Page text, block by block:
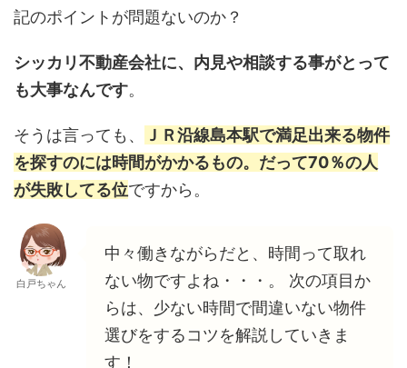
記のポイントが問題ないのか？
シッカリ不動産会社に、内見や相談する事がとって
も大事なんです。
そうは言っても、
ＪＲ沿線島本駅で満足出来る物件
を探すのには時間がかかるもの。だって70％の人
が失敗してる位ですから。
白戸ちゃん
中々働きながらだと、時間って取れ
ない物ですよね・・・。 次の項目か
らは、少ない時間で間違いない物件
選びをするコツを解説していきま
す！